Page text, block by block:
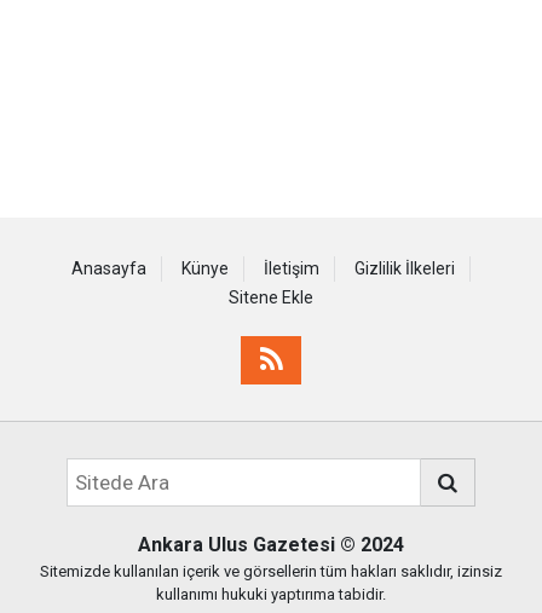
Anasayfa Künye İletişim
Gizlilik İlkeleri
Sitene Ekle
Ankara Ulus Gazetesi © 2024
Sitemizde kullanılan içerik ve görsellerin tüm hakları saklıdır, izinsiz
kullanımı hukuki yaptırıma tabidir.